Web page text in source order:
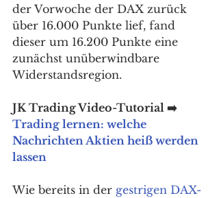
der Vorwoche der DAX zurück
über 16.000 Punkte lief, fand
dieser um 16.200 Punkte eine
zunächst unüberwindbare
Widerstandsregion.
JK Trading Video-Tutorial ➡️
Trading lernen: welche
Nachrichten Aktien heiß werden
lassen
Wie bereits in der gestrigen DAX-